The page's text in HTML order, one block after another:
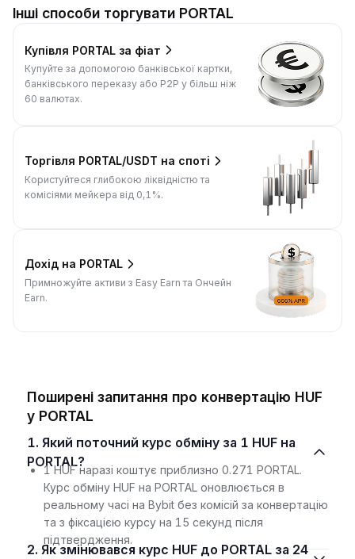
Інші способи торгувати PORTAL
Купівля PORTAL за фіат
Купуйте за допомогою банківської картки,
банківського переказу або P2P у більш ніж
60 валютах.
Торгівля PORTAL/USDT на споті
Користуйтеся глибокою ліквідністю та
комісіями мейкера від 0,1%.
Дохід на PORTAL
Примножуйте активи з Easy Earn та Ончейн
Earn.
Поширені запитання про конвертацію HUF
у PORTAL
1. Який поточний курс обміну за 1 HUF на
PORTAL?
1 HUF наразі коштує приблизно 0.271 PORTAL.
Курс обміну HUF на PORTAL оновлюється в
реальному часі на Bybit без комісій за конвертацію
та з фіксацією курсу на 15 секунд після
підтвердження.
2. Як змінювався курс HUF до PORTAL за 24